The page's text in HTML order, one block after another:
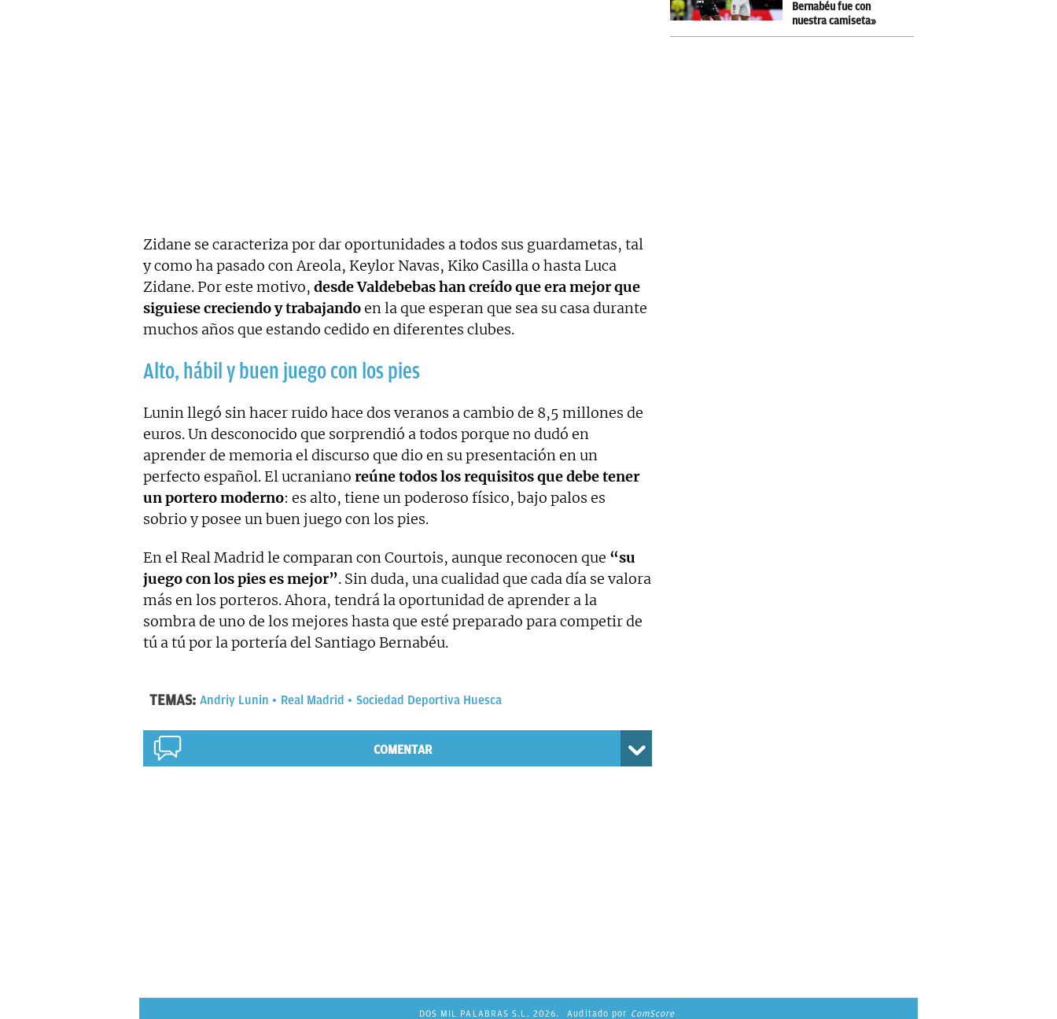
Zidane se caracteriza por dar oportunidades a todos sus guardametas, tal
y como ha pasado con Areola, Keylor Navas, Kiko Casilla o hasta Luca
Zidane. Por este motivo, desde Valdebebas han creído que era mejor que
siguiese creciendo y trabajandoen la que esperan que sea su casa durante
muchos años que estando cedido en diferentes clubes.
Alto, hábil y buen juego con los pies
Lunin llegó sin hacer ruido hace dos veranos a cambio de 8,5 millones de
euros. Un desconocido que sorprendió a todos porque no dudó en
aprender de memoria el discurso que dio en su presentación en un
perfecto español. El ucraniano reúne todos los requisitos que debe tener
un portero moderno: es alto, tiene un poderoso físico, bajo palos es
sobrio y posee un buen juego con los pies.
En el Real Madrid le comparan con Courtois, aunque reconocen que “su
juego con los pies es mejor”. Sin duda, una cualidad que cada día se valora
más en los porteros. Ahora, tendrá la oportunidad de aprender a la
sombra de uno de los mejores hasta que esté preparado para competir de
tú a tú por la portería del Santiago Bernabéu.
TEMAS: Andriy Lunin Real Madrid Sociedad Deportiva Huesca
COMENTAR
Bernabéu fue con
nuestra camiseta»
DOS MIL PALABRAS S.L. 2026. Auditado por ComScore